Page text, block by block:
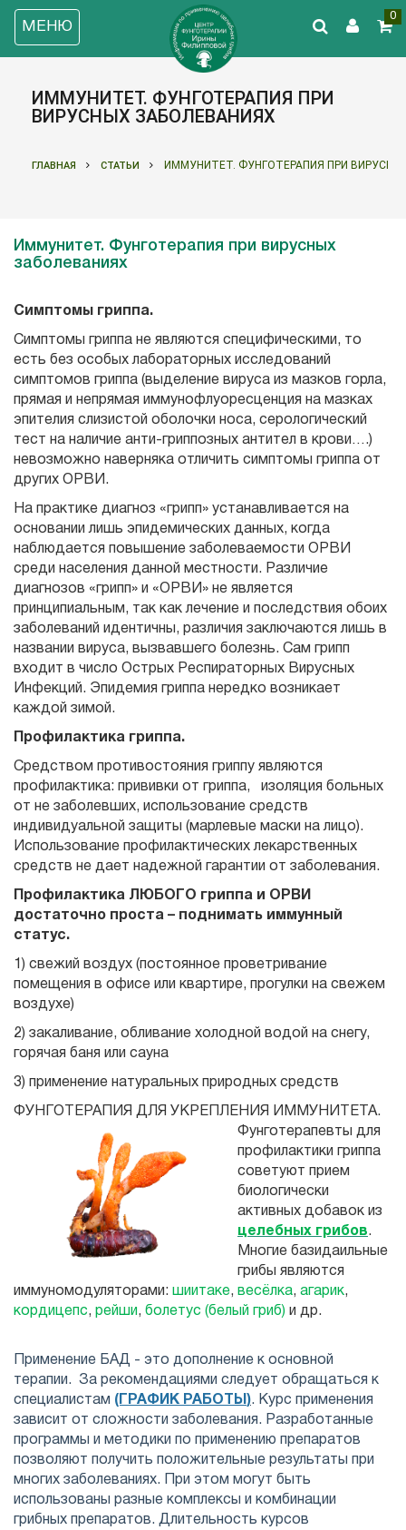
МЕНЮ
0
ИММУНИТЕТ. ФУНГОТЕРАПИЯ ПРИ
ВИРУСНЫХ ЗАБОЛЕВАНИЯХ
ГЛАВНАЯ СТАТЬИ ИММУНИТЕТ. ФУНГОТЕРАПИЯ ПРИ
Иммунитет. Фунготерапия при вирусных
заболеваниях
Симптомы гриппа.
Симптомы гриппа не являются специфическими, то
есть без особых лабораторных исследований
симптомов гриппа (выделение вируса из мазков горла,
прямая и непрямая иммунофлуоресценция на мазках
эпителия слизистой оболочки носа, серологический
тест на наличие анти-гриппозных антител в крови….)
невозможно наверняка отличить симптомы гриппа от
других ОРВИ.
На практике диагноз «грипп» устанавливается на
основании лишь эпидемических данных, когда
наблюдается повышение заболеваемости ОРВИ
среди населения данной местности. Различие
диагнозов «грипп» и «ОРВИ» не является
принципиальным, так как лечение и последствия обоих
заболеваний идентичны, различия заключаются лишь в
названии вируса, вызвавшего болезнь. Сам грипп
входит в число Острых Респираторных Вирусных
Инфекций. Эпидемия гриппа нередко возникает
каждой зимой.
Профилактика гриппа.
Средством противостояния гриппу являются
профилактика: прививки от гриппа, изоляция больных
от не заболевших, использование средств
индивидуальной защиты (марлевые маски на лицо).
Использование профилактических лекарственных
средств не дает надежной гарантии от заболевания.
Профилактика ЛЮБОГО гриппа и ОРВИ
достаточно проста – поднимать иммунный
статус.
1) свежий воздух (постоянное проветривание
помещения в офисе или квартире, прогулки на свежем
воздухе)
2) закаливание, обливание холодной водой на снегу,
горячая баня или сауна
3) применение натуральных природных средств
ФУНГОТЕРАПИЯ ДЛЯ УКРЕПЛЕНИЯ ИММУНИТЕТА.
Фунготерапевты для
профилактики гриппа
советуют прием
биологически
активных добавок из
целебных грибов.
Многие базидаильные
грибы являются
иммуномодуляторами: шиитаке, весёлка, агарик,
кордицепс, рейши , болетус (белый гриб) и др.
Применение БАД - это дополнение к основной
терапии. За рекомендациями следует обращаться к
специалистам (ГРАФИК РАБОТЫ ). Курс применения
зависит от сложности заболевания. Разработанные
программы и методики по применению препаратов
позволяют получить положительные результаты при
многих заболеваниях. При этом могут быть
использованы разные комплексы и комбинации
грибных препаратов. Длительность курсов